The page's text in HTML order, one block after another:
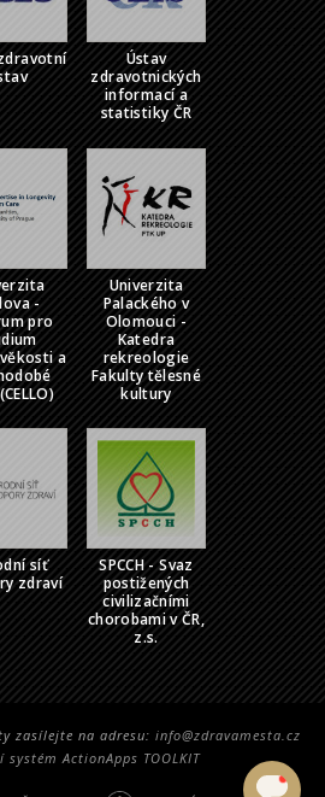
Ústav
zdravotnických
informací a
statistiky ČR
-
pro
a
Univerzita
Palackého v
Olomouci -
Katedra
rekreologie
Fakulty tělesné
kultury
síť
zdraví
SPCCH - Svaz
postižených
civilizačními
chorobami v ČR,
z.s.
zasílejte na adresu: info@zdravamesta.cz
ActionApps TOOLKIT